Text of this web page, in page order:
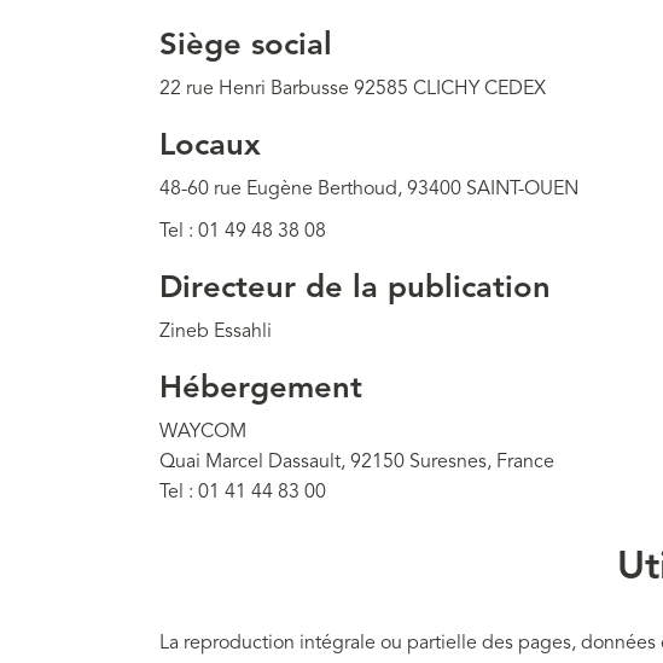
Siège social
22 rue Henri Barbusse 92585 CLICHY CEDEX
Locaux
48-60 rue Eugène Berthoud, 93400 SAINT-OUEN
Tel : 01 49 48 38 08
Directeur de la publication
Zineb Essahli
Hébergement
WAYCOM
Quai Marcel Dassault, 92150 Suresnes, France
Tel : 01 41 44 83 00
La reproduction intégrale ou partielle des pages,